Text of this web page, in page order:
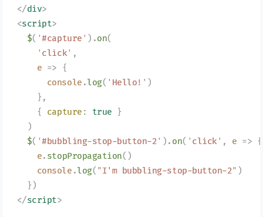
</div>
<script>
  $
( '#capture ' ).on(
    '
click' ,
    e
=> {
      console
.log( ' Hello! ' )
    },
    {
capture : true }
  )
  $
( '#bubbling-stop-button-2' ). on( 'click ' , e => {
    e
. stopPropagation()
    console
.log( "I'm bubbling-stop-button-2" )
  })
</script>